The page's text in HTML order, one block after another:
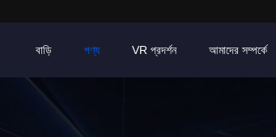
বাড়ি পণ্য VR প্রদর্শন আমাদের সম্পর্কে